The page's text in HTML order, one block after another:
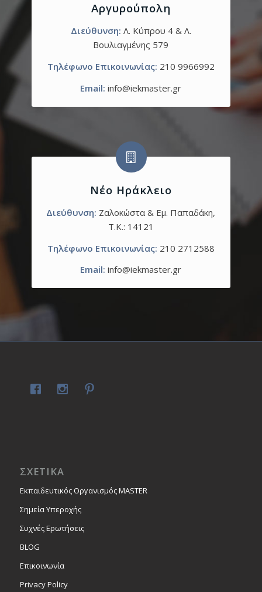
Αργυρούπολη
Διεύθυνση: Λ. Κύπρου 4 & Λ.
Βουλιαγμένης 579
Τηλέφωνο Επικοινωνίας: 210 9966992
Email: info@iekmaster.gr
Νέο Ηράκλειο
Διεύθυνση: Ζαλοκώστα & Εμ. Παπαδάκη,
T.K.: 14121
Τηλέφωνο Επικοινωνίας: 210 2712588
Email: info@iekmaster.gr
ΣΧΕΤΙΚΑ
Εκπαιδευτικός Οργανισμός MASTER
Σημεία Υπεροχής
Συχνές Ερωτήσεις
BLOG
Επικοινωνία
Privacy Policy